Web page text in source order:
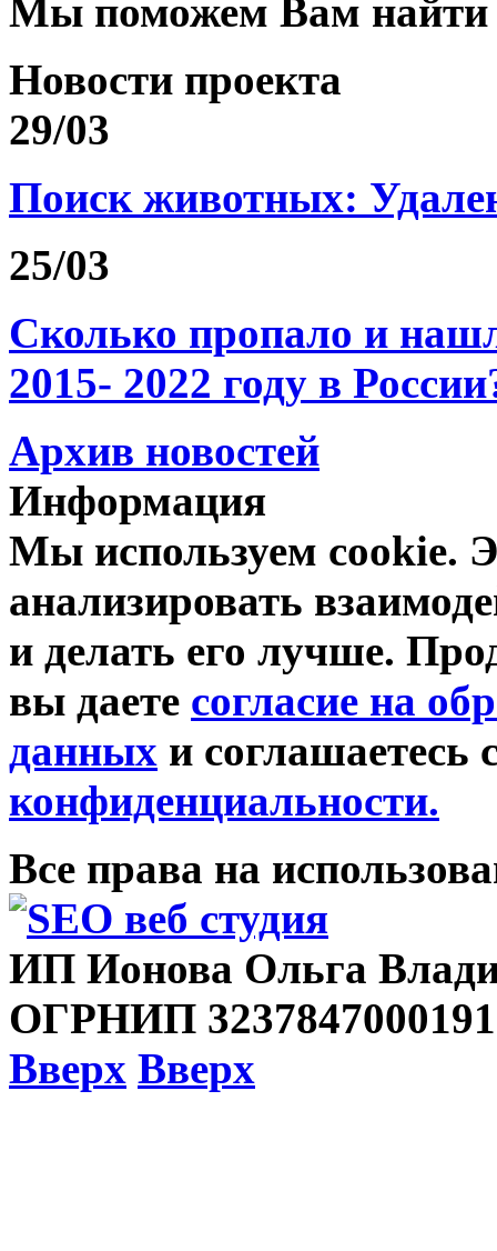
Мы поможем Вам найти
Новости проекта
29/03
Поиск животных:
25/03
Сколько пропало и
2015- 2022 году в
Архив новостей
Информация
Мы используем cookie.
анализировать
и делать его лучше.
вы даете согласие на
данных и соглашаетесь
конфиденциальности.
Все права на
ИП Ионова Ольга
ОГРНИП
Вверх Вверх